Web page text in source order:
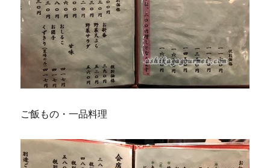
ご飯もの・一品料理